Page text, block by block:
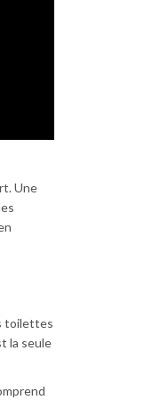
Une
toilettes
la seule